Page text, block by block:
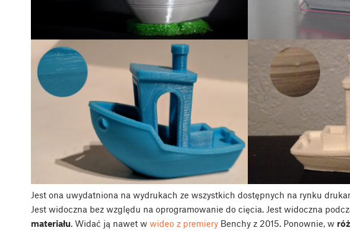
Jest ona uwydatniona na wydrukach ze wszystkich dostępnych na rynku
Jest widoczna bez względu na oprogramowanie do cięcia. Jest widoczna
materiału. Widać ją nawet w wideo z premiery Benchy z 2015. Ponownie, w